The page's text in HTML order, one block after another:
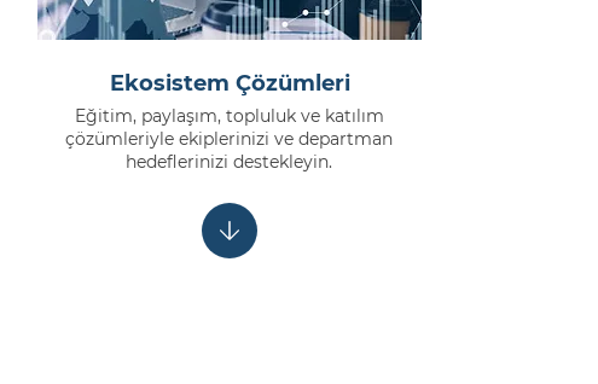
Ekosistem Çözümleri
Eğitim, paylaşım, topluluk ve katılım
çözümleriyle ekiplerinizi ve departman
hedeflerinizi destekleyin.